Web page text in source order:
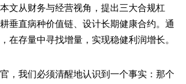
文从财务与经营视角，提出三大合规杠
垂直病种价值链、设计长期健康合约。通
在存量中寻找增量，实现稳健利润增长。
我们必须清醒地认识到一个事实：那个